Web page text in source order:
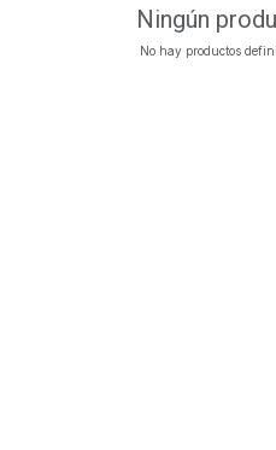
Ningún
No hay productos